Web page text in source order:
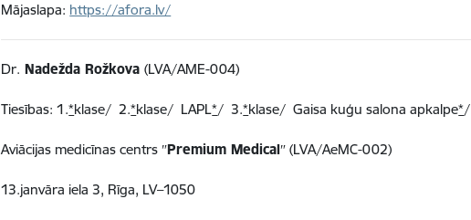
Mājaslapa: https://afora.lv/
Dr. Nadežda Rožkova(LVA/AME-004)
Tiesības: 1.*klase/ 2.*klase/ LAPL*/3.*klase/Gaisa kuģu salona apkalpe*/
Aviācijas medicīnas centrs ″Premium Medical″ (LVA/AeMC-002)
13.janvāra iela 3, Rīga, LV–1050